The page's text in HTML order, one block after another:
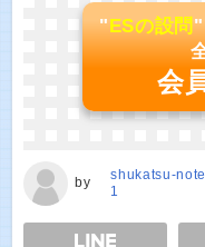
"ESの設問
会
by
shukatsu-
1
TWEET